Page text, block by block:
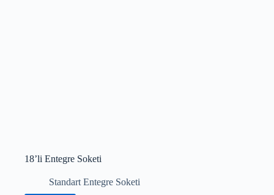
18’li Entegre Soketi
Standart Entegre Soketi